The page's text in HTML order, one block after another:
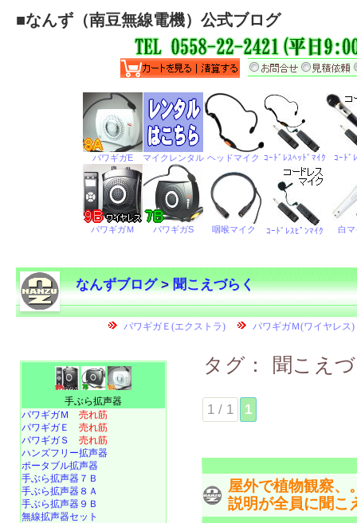
■なんず（南豆無線電機）公式ブログ
なんずブログ>聞こえづらく
タグ： 聞こえ
1 / 1 1
屋外で植物観察、
説明が全員に聞こ
手ぶら拡声器
パワギガＭ 売れ筋
パワギガＥ 売れ筋
パワギガＳ 売れ筋
ハンズフリー拡声器
ポータブル拡声器
手ぶら拡声器７Ｂ
手ぶら拡声器８Ａ
手ぶら拡声器９Ｂ
無線拡声器セット